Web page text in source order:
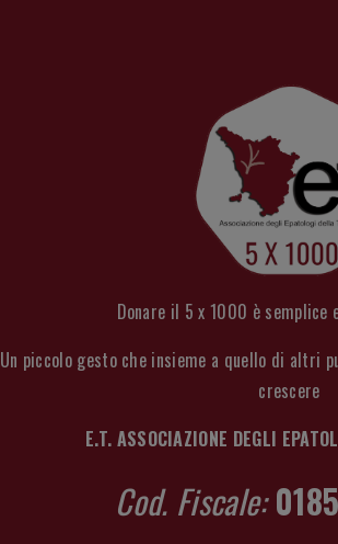
Donare il 5 x 1000 è semplice
Un piccolo gesto che insieme a quello di altri
crescere
E.T. ASSOCIAZIONE DEGLI
Cod. Fiscale: